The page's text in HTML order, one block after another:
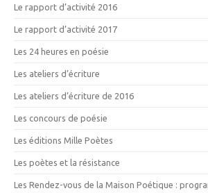
Le rapport d’activité 2016
Le rapport d’activité 2017
Les 24 heures en poésie
Les ateliers d’écriture
Les ateliers d’écriture de 2016
Les concours de poésie
Les éditions Mille Poètes
Les poètes et la résistance
Les Rendez-vous de la Maison Poétique :